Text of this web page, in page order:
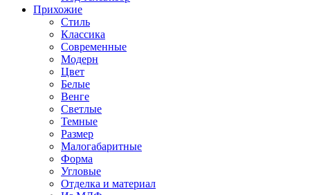
Прихожие
Стиль
Классика
Современные
Модерн
Цвет
Белые
Венге
Светлые
Темные
Размер
Малогабаритные
Форма
Угловые
Отделка и материал